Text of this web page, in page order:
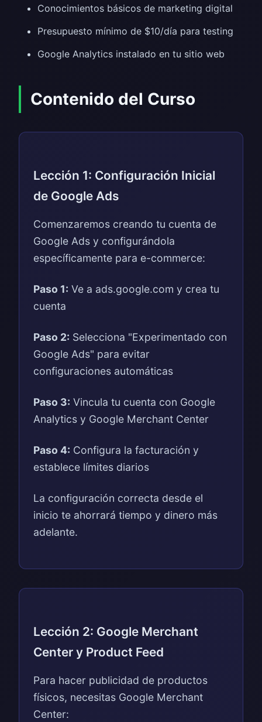
Conocimientos básicos de marketing digital
Presupuesto mínimo de $10/día para testing
Google Analytics instalado en tu sitio web
Contenido del Curso
Lección 1: Configuración Inicial
de Google Ads
Comenzaremos creando tu cuenta de
Google Ads y configurándola
específicamente para e-commerce:
Paso 1: Ve a ads.google.com y crea tu
cuenta
Paso 2: Selecciona "Experimentado con
Google Ads" para evitar
configuraciones automáticas
Paso 3: Vincula tu cuenta con Google
Analytics y Google Merchant Center
Paso 4: Configura la facturación y
establece límites diarios
La configuración correcta desde el
inicio te ahorrará tiempo y dinero más
adelante.
Lección 2: Google Merchant
Center y Product Feed
Para hacer publicidad de productos
físicos, necesitas Google Merchant
Center: